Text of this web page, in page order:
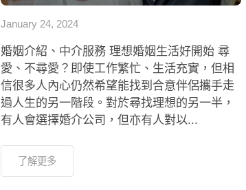
January 24, 2024
婚姻介紹、中介服務 理想婚姻生活好開始 尋
愛、不尋愛？即使工作繁忙、生活充實，但相
信很多人內心仍然希望能找到合意伴侶攜手走
過人生的另一階段。對於尋找理想的另一半，
有人會選擇婚介公司，但亦有人對以...
了解更多